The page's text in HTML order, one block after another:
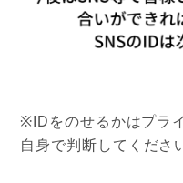
※IDをのせるかはプラ
自身で判断してくださ